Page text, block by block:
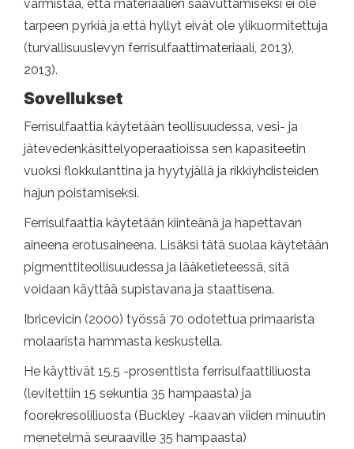
varmistaa, että materiaalien saavuttamiseksi ei ole
tarpeen pyrkiä ja että hyllyt eivät ole ylikuormitettuja
(turvallisuuslevyn ferrisulfaattimateriaali, 2013),
2013).
Sovellukset
Ferrisulfaattia käytetään teollisuudessa, vesi- ja
jätevedenkäsittelyoperaatioissa sen kapasiteetin
vuoksi flokkulanttina ja hyytyjällä ja rikkiyhdisteiden
hajun poistamiseksi.
Ferrisulfaattia käytetään kiinteänä ja hapettavan
aineena erotusaineena. Lisäksi tätä suolaa käytetään
pigmenttiteollisuudessa ja lääketieteessä, sitä
voidaan käyttää supistavana ja staattisena.
Ibricevicin (2000) työssä 70 odotettua primaarista
molaarista hammasta keskustella.
He käyttivät 15,5 -prosenttista ferrisulfaattiliuosta
(levitettiin 15 sekuntia 35 hampaasta) ja
foorekresoliliuosta (Buckley -kaavan viiden minuutin
menetelmä seuraaville 35 hampaasta)